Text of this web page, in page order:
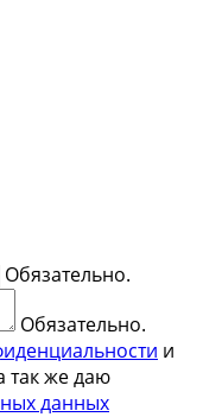
Обязательно.
Обязательно.
и
так же даю
данных